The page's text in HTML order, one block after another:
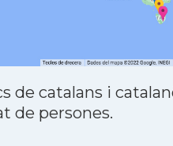
de catalans i
de persones.